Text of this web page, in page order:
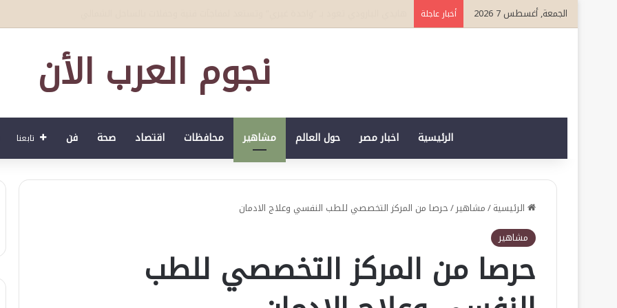
الجمعة, أغسطس 7 2026 أخبار عاجلة
نجوم العرب الأن
الرئيسية اخبار مصر حول العالم مشاهير محافظات اقتصاد صحة فن تابعنا
الرئيسية/مشاهير/حرصا من المركز التخصصي للطب النفسي وعلاج الادمان
مشاهير
حرصا من المركز التخصصي للطب